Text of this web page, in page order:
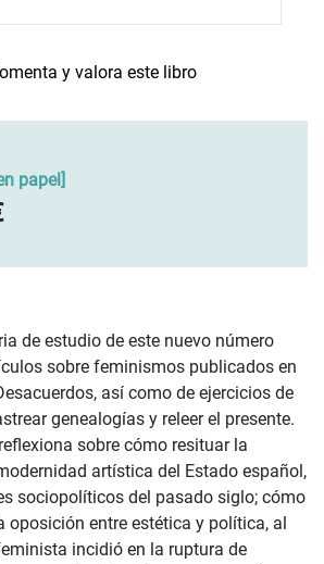
y valora este libro
papel]
de estudio de este nuevo número
sobre feminismos publicados en
así como de ejercicios de
genealogías y releer el presente.
sobre cómo resituar la
artística del Estado español,
sociopolíticos del pasado siglo; cómo
oposición entre estética y política, al
incidió en la ruptura de